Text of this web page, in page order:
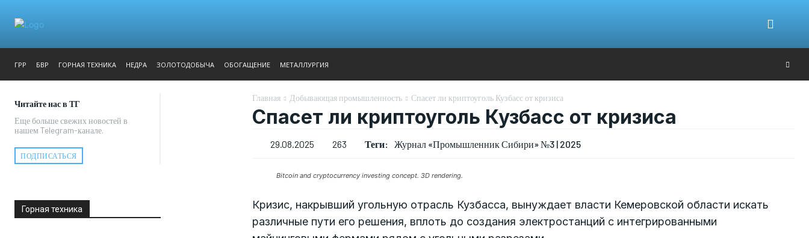
ГРР БВР ГОРНАЯ ТЕХНИКА НЕДРА ЗОЛОТОДОБЫЧА ОБОГАЩЕНИЕ МЕТАЛЛУРГИЯ
Читайте нас в ТГ
Еще больше свежих новостей в
нашем Telegram-канале.
ПОДПИСАТЬСЯ
Горная техника
Главная Добывающая промышленность Спасет ли криптоуголь Кузбасс от кризиса
Спасет ли криптоуголь Кузбасс от кризиса
29.08.2025 263 Теги: Журнал «Промышленник Сибири» №3 | 2025
Bitcoin and cryptocurrency investing concept. 3D rendering.
Кризис, накрывший угольную отрасль Кузбасса, вынуждает власти Кемеровской области искать
различные пути его решения, вплоть до создания электростанций с интегрированными